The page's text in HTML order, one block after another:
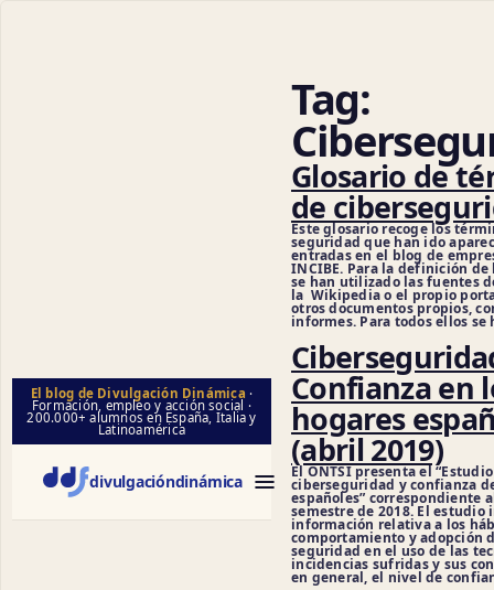
El blog de Divulgación Dinámica ·
Formación, empleo y acción social ·
200.000+ alumnos en España, Italia y
Latinoamérica
divulgacióndinámica
Tag:
Glosario de
de
Este glosario recoge los
seguridad que han ido
entradas en el blog de
INCIBE. Para la definición
se han utilizado las fuentes
la Wikipedia o el propio
otros documentos propios,
informes. Para todos ellos se
Confianza en
hogares
(abril 2019)
El ONTSI presenta el
ciberseguridad y confianza
españoles” correspondiente
semestre de 2018. El estudio
información relativa a los
comportamiento y adopción
seguridad en el uso de las
incidencias sufridas y sus
en general, el nivel de